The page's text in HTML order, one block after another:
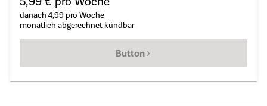
danach 4,99 pro Woche
monatlich abgerechnet kündbar
Button